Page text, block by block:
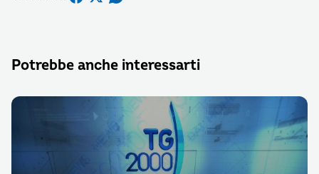
Potrebbe anche interessarti